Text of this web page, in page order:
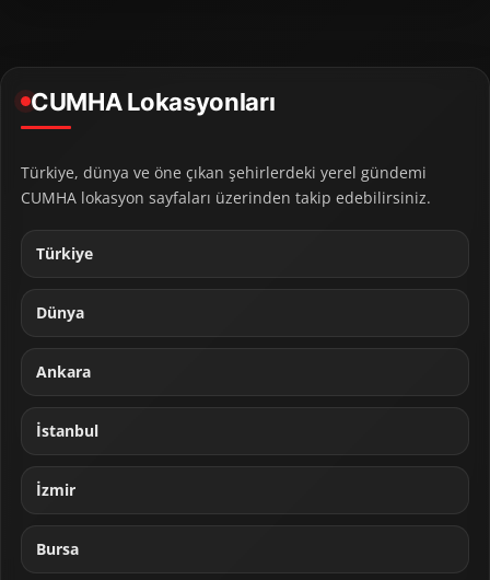
CUMHA Lokasyonları
Türkiye, dünya ve öne çıkan şehirlerdeki yerel gündemi
CUMHA lokasyon sayfaları üzerinden takip edebilirsiniz.
Türkiye
Dünya
Ankara
İstanbul
İzmir
Bursa